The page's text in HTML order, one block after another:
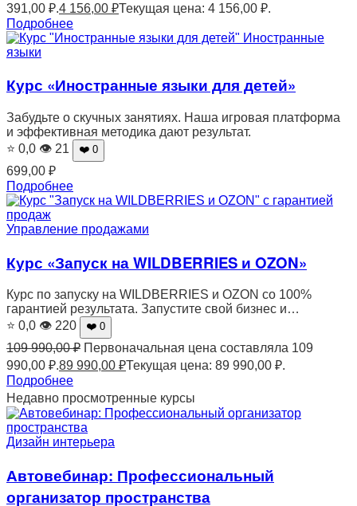
391,00 ₽.4 156,00 ₽Текущая цена: 4 156,00 ₽.
Подробнее
Иностранные
языки
Курс «Иностранные языки для детей»
Забудьте о скучных занятиях. Наша игровая платформа
и эффективная методика дают результат.
⭐ 0,0 👁 21 ❤️ 0
699,00 ₽
Подробнее
Управление продажами
Курс «Запуск на WILDBERRIES и OZON»
Курс по запуску на WILDBERRIES и OZON cо 100%
гарантией результата. Запустите свой бизнес и…
⭐ 0,0 👁 220 ❤️ 0
109 990,00₽ Первоначальная цена составляла 109
990,00 ₽.89 990,00 ₽Текущая цена: 89 990,00 ₽.
Подробнее
Недавно просмотренные курсы
Дизайн интерьера
Автовебинар: Профессиональный
организатор пространства